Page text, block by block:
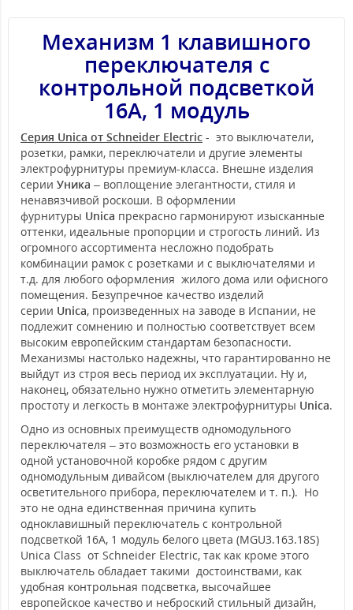
Механизм 1 клавишного
переключателя с
контрольной подсветкой
16А, 1 модуль
Серия Unica от Schneider Electric - это выключатели,
розетки, рамки, переключатели и другие элементы
электрофурнитуры премиум-класса. Внешне изделия
серии Уника – воплощение элегантности, стиля и
ненавязчивой роскоши. В оформлении
фурнитуры Unica прекрасно гармонируют изысканные
оттенки, идеальные пропорции и строгость линий. Из
огромного ассортимента несложно подобрать
комбинации рамок с розетками и с выключателями и
т.д. для любого оформления жилого дома или офисного
помещения. Безупречное качество изделий
серии Unica, произведенных на заводе в Испании, не
подлежит сомнению и полностью соответствует всем
высоким европейским стандартам безопасности.
Механизмы настолько надежны, что гарантированно не
выйдут из строя весь период их эксплуатации. Ну и,
наконец, обязательно нужно отметить элементарную
простоту и легкость в монтаже электрофурнитуры Unica.
Одно из основных преимуществ одномодульного
переключателя – это возможность его установки в
одной установочной коробке рядом с другим
одномодульным дивайсом (выключателем для другого
осветительного прибора, переключателем и т. п.). Но
это не одна единственная причина купить
одноклавишный переключатель с контрольной
подсветкой 16А, 1 модуль белого цвета (MGU3.163.18S)
Unica Class от Schneider Electric, так как кроме этого
выключатель обладает такими достоинствами, как
удобная контрольная подсветка, высочайшее
европейское качество и неброский стильный дизайн,